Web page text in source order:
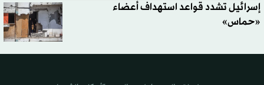
إسرائيل تشدد قواعد استهداف أعضاء
«حماس»